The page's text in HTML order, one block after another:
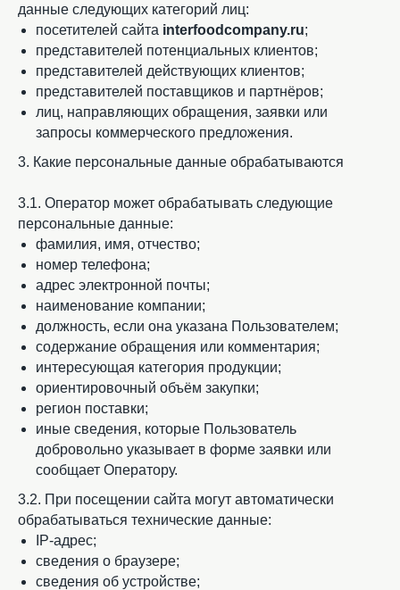
данные следующих категорий лиц:
посетителей сайта interfoodcompany.ru;
представителей потенциальных клиентов;
представителей действующих клиентов;
представителей поставщиков и партнёров;
лиц, направляющих обращения, заявки или
запросы коммерческого предложения.
3. Какие персональные данные обрабатываются
3.1. Оператор может обрабатывать следующие
персональные данные:
фамилия, имя, отчество;
номер телефона;
адрес электронной почты;
наименование компании;
должность, если она указана Пользователем;
содержание обращения или комментария;
интересующая категория продукции;
ориентировочный объём закупки;
регион поставки;
иные сведения, которые Пользователь
добровольно указывает в форме заявки или
сообщает Оператору.
3.2. При посещении сайта могут автоматически
обрабатываться технические данные:
IP-адрес;
сведения о браузере;
сведения об устройстве;